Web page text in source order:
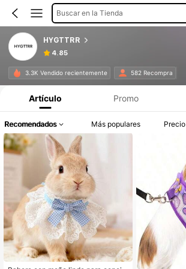
Buscar en la Tienda
HYGTTRR
4.85
3.3K Vendido recientemente 582 Recompra
Artículo Promo
Recomendados Más populares Precio